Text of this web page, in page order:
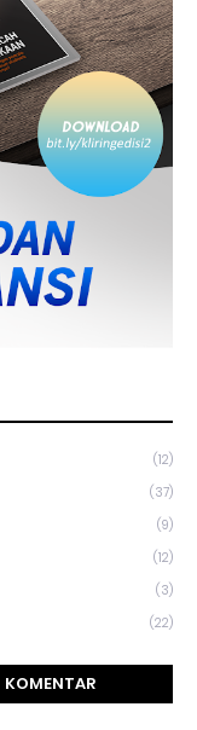
(12)
(37)
(9)
(12)
(3)
(22)
KOMENTAR